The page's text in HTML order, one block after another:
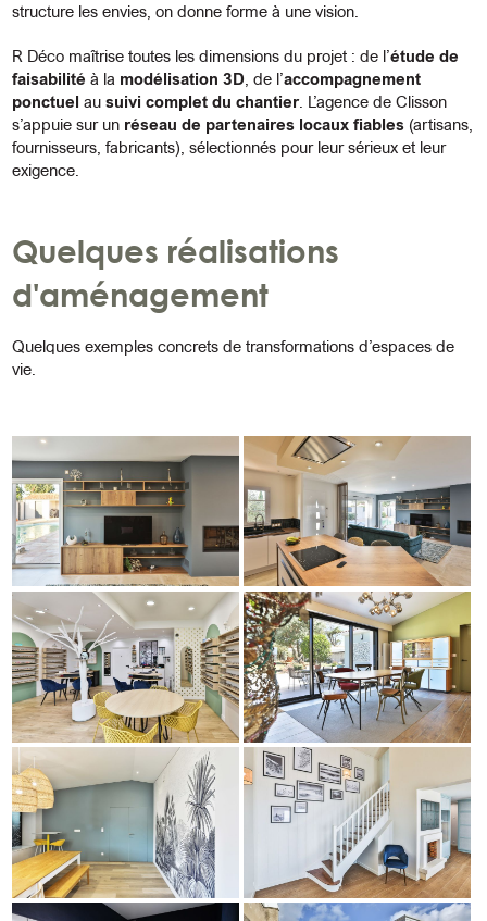
structure les envies, on donne forme à une vision.
R Déco maîtrise toutes les dimensions du projet : de l’étude de
faisabilité à la modélisation 3D , de l’accompagnement
ponctuel ausuivi complet du chantier. L’agence de Clisson
s’appuie sur un réseau de partenaires locaux fiables (artisans,
fournisseurs, fabricants), sélectionnés pour leur sérieux et leur
exigence.
Quelques réalisations
d'aménagement
Quelques exemples concrets de transformations d’espaces de
vie.